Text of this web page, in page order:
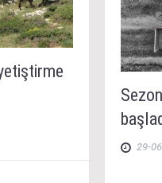
29-